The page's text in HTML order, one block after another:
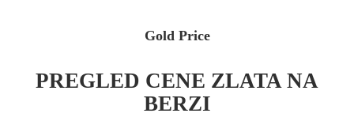
Gold Price
PREGLED CENE ZLATA NA
BERZI